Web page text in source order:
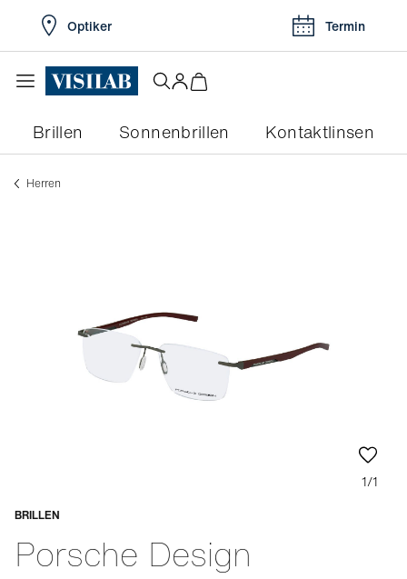
Optiker Termin
Brillen Sonnenbrillen Kontaktlinsen
herren
1/1
BRILLEN
Porsche Design
Anpassbar